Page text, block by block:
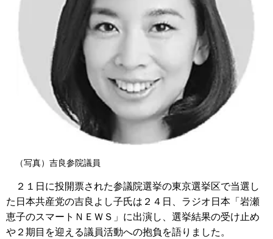
（写真）吉良参院議員
２１日に投開票された参議院選挙の東京選挙区で当選し
た日本共産党の吉良よし子氏は２４日、ラジオ日本「岩瀬
恵子のスマートＮＥＷＳ」に出演し、選挙結果の受け止め
や２期目を迎える議員活動への抱負を語りました。